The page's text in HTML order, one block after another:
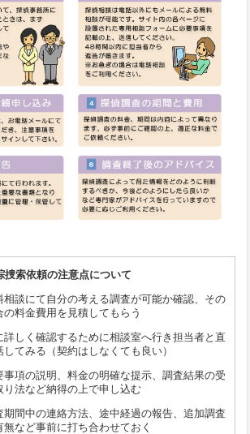
捜索依頼の注意点について
相談にて自分の考える調査が可能か確認、その
の料金費用を見積してもらう
詳しく確認するために相談室へ行き担当者と直
してみる（契約はしなくても良い）
事項の説明、料金の明確な提示、調査結果の受
り法など納得の上で申し込む
期間中の連絡方法、途中経過の報告、追加調査
無など事前に打ち合わせておく